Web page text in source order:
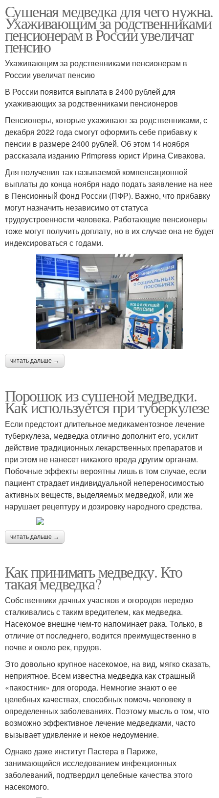
Сушеная медведка для чего нужна.
Ухаживающим за родственниками
пенсионерам в России увеличат
пенсию
Ухаживающим за родственниками пенсионерам в
России увеличат пенсию
В России появится выплата в 2400 рублей для
ухаживающих за родственниками пенсионеров
Пенсионеры, которые ухаживают за родственниками, с
декабря 2022 года смогут оформить себе прибавку к
пенсии в размере 2400 рублей. Об этом 14 ноября
рассказала изданию Primpress юрист Ирина Сивакова.
Для получения так называемой компенсационной
выплаты до конца ноября надо подать заявление на нее
в Пенсионный фонд России (ПФР). Важно, что прибавку
могут назначить независимо от статуса
трудоустроенности человека. Работающие пенсионеры
тоже могут получить доплату, но в их случае она не будет
индексироваться с годами.
читать дальше →
Порошок из сушеной медведки.
Как используется при туберкулезе
Если предстоит длительное медикаментозное лечение
туберкулеза, медведка отлично дополнит его, усилит
действие традиционных лекарственных препаратов и
при этом не нанесет никакого вреда другим органам.
Побочные эффекты вероятны лишь в том случае, если
пациент страдает индивидуальной непереносимостью
активных веществ, выделяемых медведкой, или же
нарушает рецептуру и дозировку народного средства.
читать дальше →
Как принимать медведку. Кто
такая медведка?
Собственники дачных участков и огородов нередко
сталкивались с таким вредителем, как медведка.
Насекомое внешне чем-то напоминает рака. Только, в
отличие от последнего, водится преимущественно в
почве и около рек, прудов.
Это довольно крупное насекомое, на вид, мягко сказать,
неприятное. Всем известна медведка как страшный
«пакостник» для огорода. Немногие знают о ее
целебных качествах, способных помочь человеку в
определенных заболеваниях. Поэтому мысль о том, что
возможно эффективное лечение медведками, часто
вызывает удивление и некое недоумение.
Однако даже институт Пастера в Париже,
занимающийся исследованием инфекционных
заболеваний, подтвердил целебные качества этого
насекомого.